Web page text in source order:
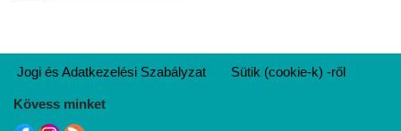
Jogi és Adatkezelési Szabályzat Sütik (cookie-k) -ről
Kövess minket